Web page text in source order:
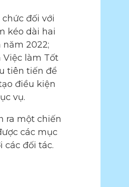
đối với
kéo dài hai
2022;
Việc làm Tốt
tiên tiến để
điều kiện
vụ.
ra một chiến
các mục
đối tác.